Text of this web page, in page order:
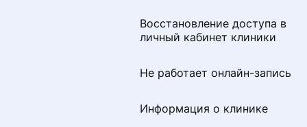
Правила размещения
странице врача
Как сохранить профиль при
переезде в другую страну
Восстановление доступа в
личный кабинет клиники
Не работает онлайн-запись
Информация о клинике